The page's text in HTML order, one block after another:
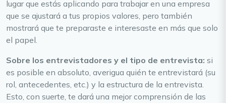
lugar que estás aplicando para trabajar en una empresa
que se ajustará a tus propios valores, pero también
mostrará que te preparaste e interesaste en más que solo
el papel.
Sobre los entrevistadores y el tipo de entrevista: si
es posible en absoluto, averigua quién te entrevistará (su
rol, antecedentes, etc.) y la estructura de la entrevista.
Esto, con suerte, te dará una mejor comprensión de las